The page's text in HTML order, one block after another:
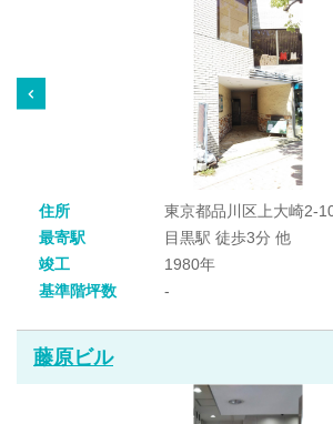
住所
東京都品川区上大崎2-
最寄駅
目黒駅 徒歩3分 他
竣工
1980年
基準階坪数
-
藤原ビル